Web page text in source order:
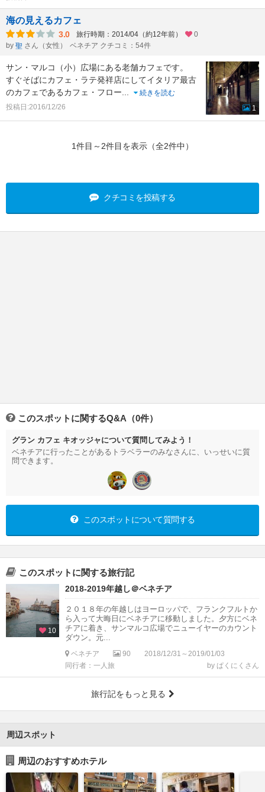
海の見えるカフェ
3.0 旅行時期：2014/04（約12年前）
0
by 聖 さん（女性） ベネチア クチコミ：54件
サン・マルコ（小）広場にある老舗カフェです。
すぐそばにカフェ・ラテ発祥店にしてイタリア最古
のカフェであるカフェ・フロー...
続きを読む
投稿日:2016/12/26
1
1件目～2件目を表示（全2件中）
クチコミを投稿する
このスポットに関するQ&A（0件）
グラン カフェ キオッジャについて質問してみよう！
ベネチアに行ったことがあるトラベラーのみなさんに、いっせいに質
問できます。
このスポットについて質問する
このスポットに関する旅行記
10
2018-2019年越し＠ベネチア
２０１８年の年越しはヨーロッパで、フランクフルトか
ら入って大晦日にベネチアに移動しました。夕方にベネ
チアに着き、サンマルコ広場でニューイヤーのカウント
ダウン。元...
ベネチア 90
2018/12/31～2019/01/03
同行者：一人旅
by ぱくにくさん
旅行記をもっと見る
周辺スポット
周辺のおすすめホテル